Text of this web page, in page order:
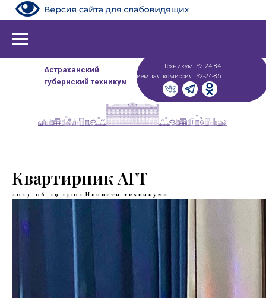
Астраханский
губернский техникум
Техникум: 52-24-84
Приемная комиссия: 52-24-86
Квартирник АГТ
2023-06-19 14:01 Новости техникума